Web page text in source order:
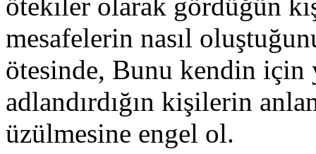
mesafelerin nasıl
ötesinde, Bunu kendin için
adlandırdığın kişilerin
üzülmesine engel ol.